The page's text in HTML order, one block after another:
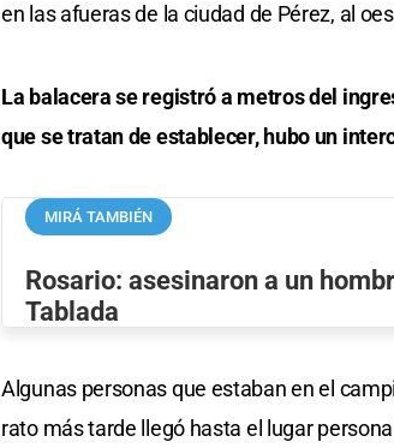
en las afueras de la ciudad de Pérez, al
La balacera se registró a metros del
que se tratan de establecer, hubo un
MIRÁ TAMBIÉN
Rosario: asesinaron a un
Tablada
Algunas personas que estaban en el
rato más tarde llegó hasta el lugar